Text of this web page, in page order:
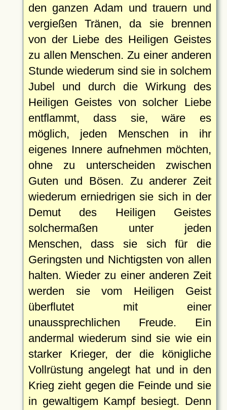
den ganzen Adam und trauern und
vergießen Tränen, da sie brennen
von der Liebe des Heiligen Geistes
zu allen Menschen. Zu einer anderen
Stunde wiederum sind sie in solchem
Jubel und durch die Wirkung des
Heiligen Geistes von solcher Liebe
entflammt, dass sie, wäre es
möglich, jeden Menschen in ihr
eigenes Innere aufnehmen möchten,
ohne zu unterscheiden zwischen
Guten und Bösen. Zu anderer Zeit
wiederum erniedrigen sie sich in der
Demut des Heiligen Geistes
solchermaßen unter jeden
Menschen, dass sie sich für die
Geringsten und Nichtigsten von allen
halten. Wieder zu einer anderen Zeit
werden sie vom Heiligen Geist
überflutet mit einer
unaussprechlichen Freude. Ein
andermal wiederum sind sie wie ein
starker Krieger, der die königliche
Vollrüstung angelegt hat und in den
Krieg zieht gegen die Feinde und sie
in gewaltigem Kampf besiegt. Denn